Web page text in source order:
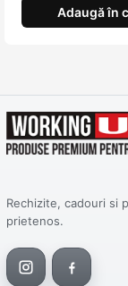
Adaugă în
Rechizite, cadouri si
prietenos.